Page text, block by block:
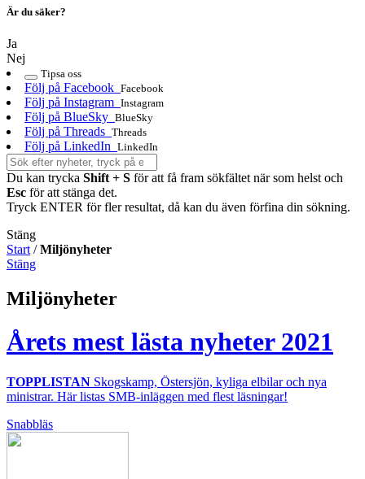
Är du säker?
Ja
Nej
Tipsa oss
Följ på Facebook Facebook
Följ på Instagram Instagram
Följ på BlueSky BlueSky
Följ på Threads Threads
Följ på LinkedIn LinkedIn
Du kan trycka Shift + S för att få fram sökfältet när som helst och
Esc för att stänga det.
Tryck ENTER för fler resultat, då kan du även förfina din sökning.
Stäng
Start /Miljönyheter
Stäng
Miljönyheter
Årets mest lästa nyheter 2021
TOPPLISTAN Skogskamp, Östersjön, kyliga elbilar och nya
ministrar. Här listas SMB-inläggen med flest läsningar!
Snabbläs